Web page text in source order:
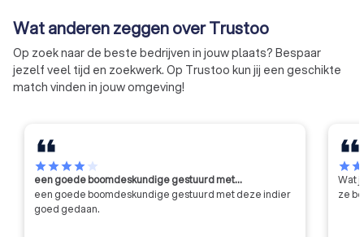
rechtspositie van mediators en
het vergroten van de markt voor
mediation zijn de speerpunten
van de NMv.
echtscheidingen
ADR-Register
algemeen register
mediators die in
vaardigheden en
houden aan
beroepsnormen.
Wat anderen zeggen over Trustoo
Op zoek naar de beste bedrijven in jouw plaats? Bespaar
jezelf veel tijd en zoekwerk. Op Trustoo kun jij een geschikte
match vinden in jouw omgeving!
starstarstarstarstar
een goede boomdeskundige gestuurd met…
een goede boomdeskundige gestuurd met deze indier
goed gedaan.
starstar
Wat
ze